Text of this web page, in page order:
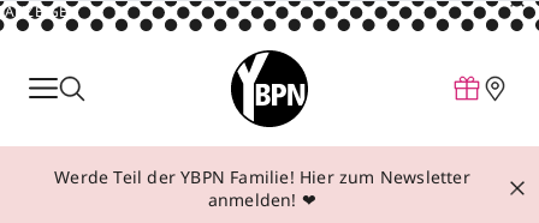
ANZEIGE
Parfum
Make-up
Werde Teil der YBPN Familie! Hier zum Newsletter
anmelden! ❤